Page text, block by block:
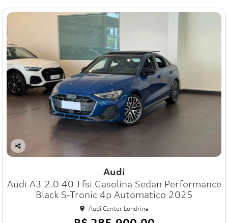
Co
ilh
Audi
Audi A3 2.0 40 Tfsi Gasolina Sedan Performance
Black S-Tronic 4p Automatico 2025
Audi Center Londrina